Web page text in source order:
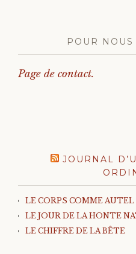
POUR NOUS
Page de contact.
JOURNAL
LE CORPS COMME AUTEL
LE JOUR DE LA HONTE
LE CHIFFRE DE LA BÊTE